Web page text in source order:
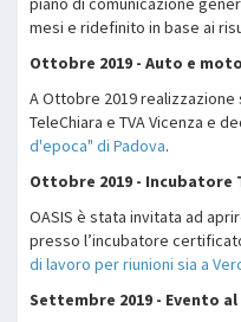
mesi e ridefinito in base ai
Ottobre 2019 - Auto e
A Ottobre 2019
TeleChiara e TVA Vicenza e
d'epoca" di Padova.
Ottobre 2019 - Incubatore
OASIS è stata invitata ad
presso l’incubatore
di lavoro per riunioni sia a
Settembre 2019 - Evento al